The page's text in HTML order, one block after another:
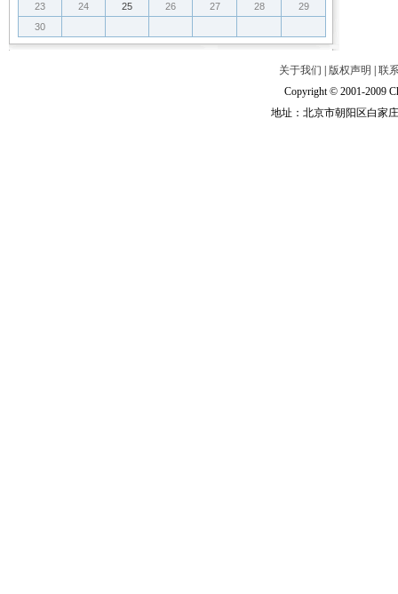
23
24 25 26 27 28
29
30
关于我们 版权声明
联
Copyright © 2001-2009
地址：北京市朝阳区白家